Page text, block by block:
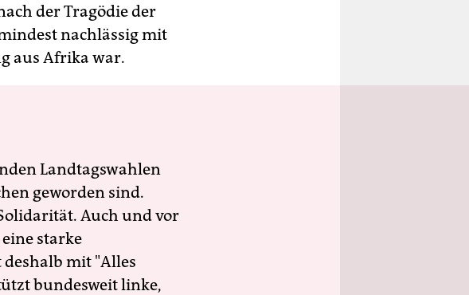
der Tragödie der
nachlässig mit
aus Afrika war.
Landtagswahlen
geworden sind.
Auch und vor
starke
deshalb mit "Alles
bundesweit linke,